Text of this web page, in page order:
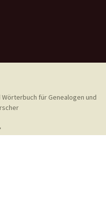
Wörterbuch für Genealogen und